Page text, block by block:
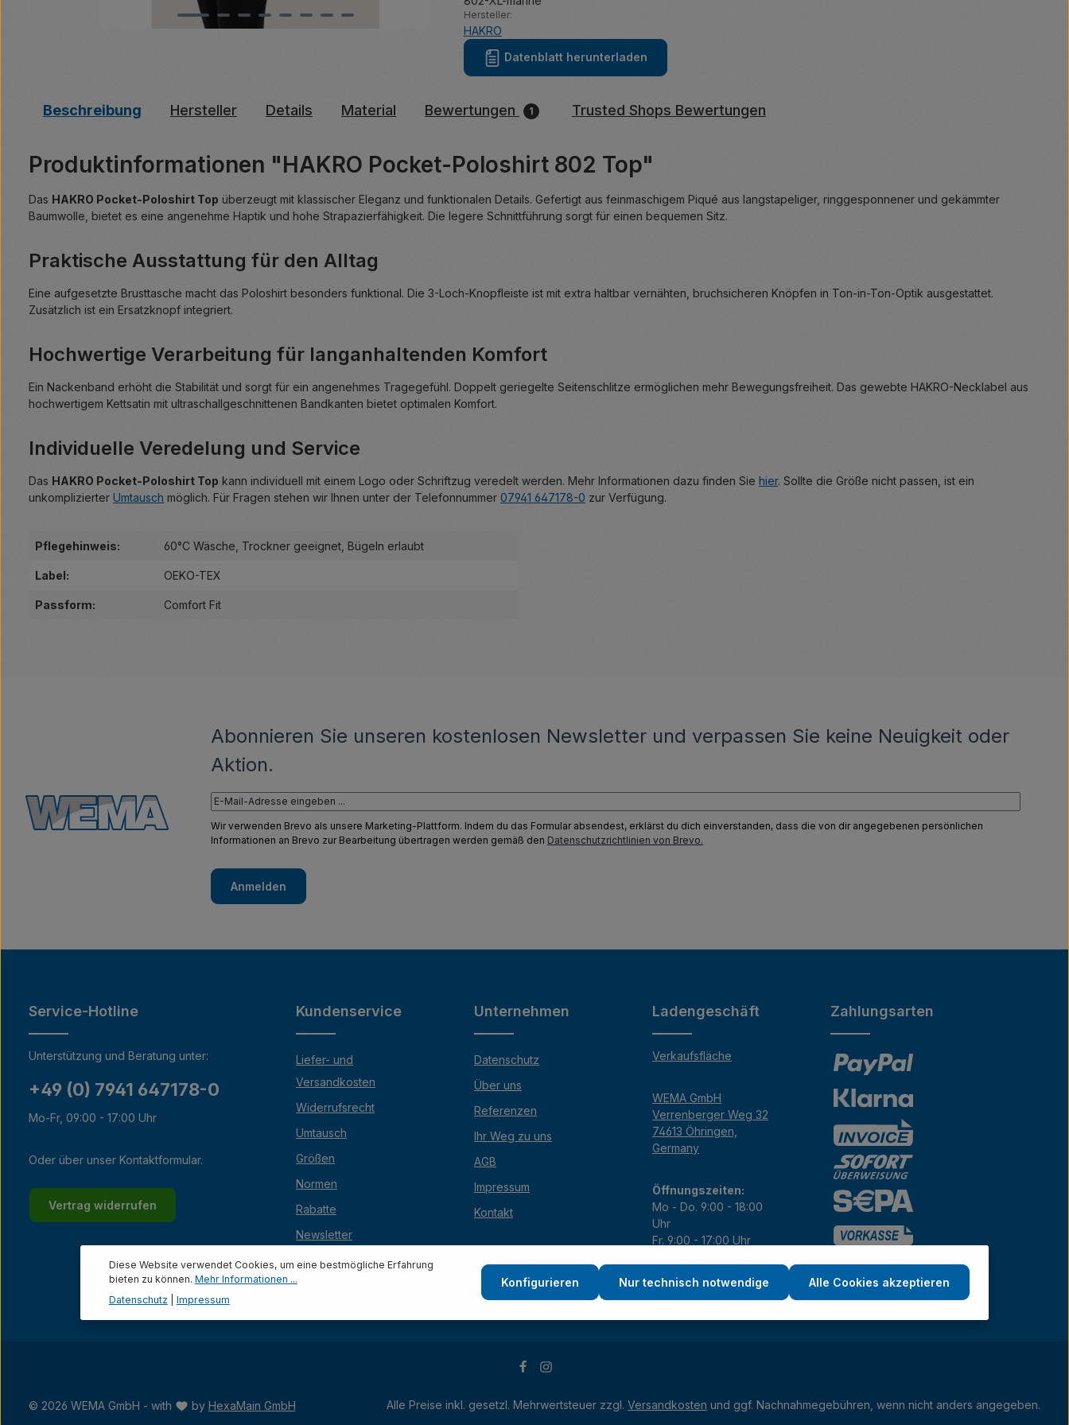
Hersteller:
HAKRO
Datenblatt herunterladen
Beschreibung Hersteller Details Material Bewertungen 1 Trusted Shops Bewertungen
Produktinformationen "HAKRO Pocket-Poloshirt 802 Top"
Das HAKRO Pocket-Poloshirt Top überzeugt mit klassischer Eleganz und funktionalen Details. Gefertigt aus feinmaschigem Piqué aus langstapeliger, ringgesponnener und gekämmter
Baumwolle, bietet es eine angenehme Haptik und hohe Strapazierfähigkeit. Die legere Schnittführung sorgt für einen bequemen Sitz.
Praktische Ausstattung für den Alltag
Eine aufgesetzte Brusttasche macht das Poloshirt besonders funktional. Die 3-Loch-Knopfleiste ist mit extra haltbar vernähten, bruchsicheren Knöpfen in Ton-in-Ton-Optik ausgestattet.
Zusätzlich ist ein Ersatzknopf integriert.
Hochwertige Verarbeitung für langanhaltenden Komfort
Ein Nackenband erhöht die Stabilität und sorgt für ein angenehmes Tragegefühl. Doppelt geriegelte Seitenschlitze ermöglichen mehr Bewegungsfreiheit. Das gewebte HAKRO-Necklabel aus
hochwertigem Kettsatin mit ultraschallgeschnittenen Bandkanten bietet optimalen Komfort.
Individuelle Veredelung und Service
Das HAKRO Pocket-Poloshirt Top kann individuell mit einem Logo oder Schriftzug veredelt werden. Mehr Informationen dazu finden Sie hier. Sollte die Größe nicht passen, ist ein
unkomplizierter Umtausch möglich. Für Fragen stehen wir Ihnen unter der Telefonnummer 07941 647178-0 zur Verfügung.
Pflegehinweis: 60°C Wäsche , Trockner geeignet , Bügeln erlaubt
Label: OEKO-TEX
Passform: Comfort Fit
Abonnieren Sie unseren kostenlosen Newsletter und verpassen Sie keine Neuigkeit oder
Aktion.
Wir verwenden Brevo als unsere Marketing-Plattform. Indem du das Formular absendest, erklärst du dich einverstanden, dass die von dir angegebenen persönlichen
Informationen an Brevo zur Bearbeitung übertragen werden gemäß den Datenschutzrichtlinien von Brevo.
Anmelden
Service-Hotline
Unterstützung und Beratung unter:
+49 (0) 7941 647178-0
Mo-Fr, 09:00 - 17:00 Uhr
Oder über unser Kontaktformular.
Vertrag widerrufen
Kundenservice
Liefer- und
Versandkosten
Widerrufsrecht
Umtausch
Größen
Normen
Rabatte
Newsletter
Lexikon
Unternehmen
Datenschutz
Über uns
Referenzen
Ihr Weg zu uns
AGB
Impressum
Kontakt
Ladengeschäft
Verkaufsfläche
WEMA GmbH
Verrenberger Weg 32
74613 Öhringen,
Germany
Öffnungszeiten:
Mo - Do. 9:00 - 18:00
Uhr
Fr. 9:00 - 17:00 Uhr
Zahlungsarten
© 2026 WEMA GmbH - with by HexaMain GmbH Alle Preise inkl. gesetzl. Mehrwertsteuer zzgl. Versandkosten und ggf. Nachnahmegebühren, wenn nicht anders angegeben.
Diese Website verwendet Cookies, um eine bestmögliche Erfahrung
bieten zu können. Mehr Informationen ...
Datenschutz
Impressum
Nur technisch notwendige
Konfigurieren Alle Cookies akzeptieren